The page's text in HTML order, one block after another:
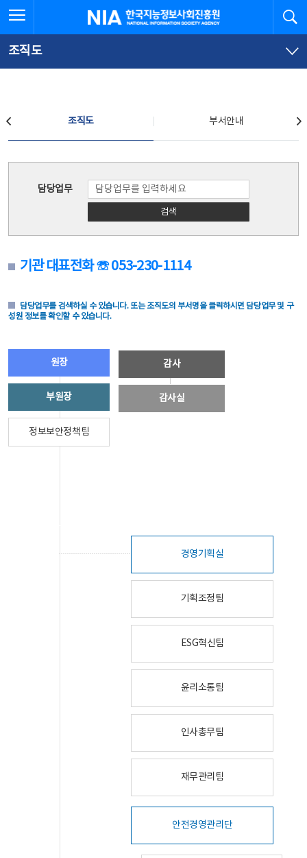
문
로
가
체
뉴
바
가
한국지능정보사회진흥원
조직도
조직도 부서안내
담당업무
검색
기관 대표전화 ☏ 053-230-1114
담당업무를 검색하실 수 있습니다. 또는 조직도의 부서명을 클릭하시면 담당업무 및 구
성원 정보를 확인할 수 있습니다.
원장
부원장
정보보안정책팀
감사
감사실
경영기획실
기획조정팀
ESG혁신팀
윤리소통팀
인사총무팀
재무관리팀
안전경영관리단